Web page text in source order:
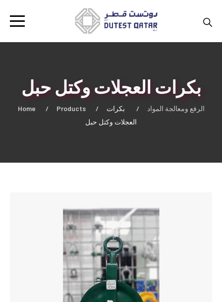
بكرات العجلات وكتل حبل
Home Products الرفع ومعالجة المواد
بكرات
العجلات وكتل حبل